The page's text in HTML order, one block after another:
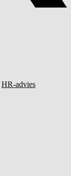
HR-advies